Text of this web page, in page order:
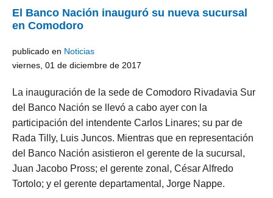
El Banco Nación inauguró su nueva sucursal
en Comodoro
publicado en Noticias
viernes, 01 de diciembre de 2017
La inauguración de la sede de Comodoro Rivadavia Sur
del Banco Nación se llevó a cabo ayer con la
participación del intendente Carlos Linares; su par de
Rada Tilly, Luis Juncos. Mientras que en representación
del Banco Nación asistieron el gerente de la sucursal,
Juan Jacobo Pross; el gerente zonal, César Alfredo
Tortolo; y el gerente departamental, Jorge Nappe.